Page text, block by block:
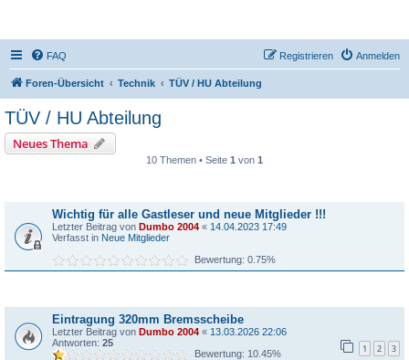
FAQ Anmelden
Registrieren
Foren-Übersicht Technik TÜV / HU Abteilung
TÜV / HU Abteilung
Neues Thema
10 Themen • Seite 1 von 1
Wichtig für alle Gastleser und neue Mitglieder !!!
Letzter Beitrag von Dumbo 2004 « 14.04.2023 17:49
Verfasst in Neue Mitglieder
Bewertung: 0.75%
Eintragung 320mm Bremsscheibe
Letzter Beitrag von Dumbo 2004 « 13.03.2026 22:06
Antworten: 25 1 2 3
Bewertung: 10.45%